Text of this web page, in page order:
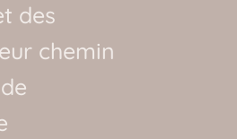
des
chemin